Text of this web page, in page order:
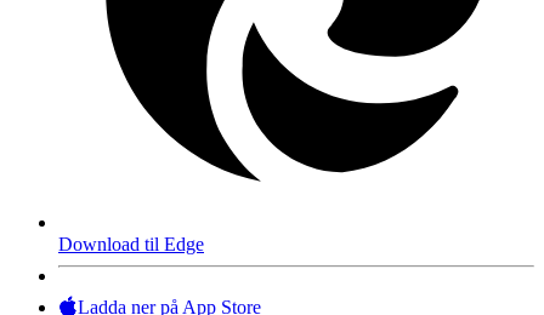
Download til Edge
Ladda ner på App Store